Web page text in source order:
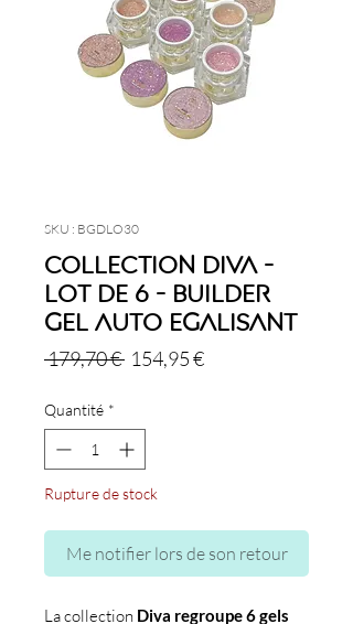
SKU : BGDLO30
Collection Diva -
Lot de 6 - Builder
Gel Auto Egalisant
179,70 € Prix
154,95 €Prix
Quantité *
Rupture de stock
Me notifier lors de son retour
La collection Diva regroupe 6 gels